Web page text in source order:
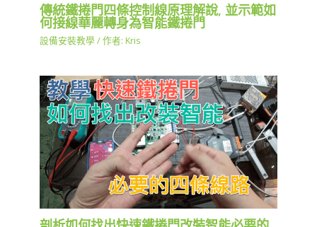
傳統鐵捲門四條控制線原理解說, 並示範如
何接線華麗轉身為智能鐵捲門
設備安裝教學 / 作者: Kris